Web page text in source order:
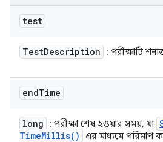
test
TestDescription : পরীক্ষাটি
endTime
long : পরীক্ষা শেষ হওয়ার সময়, যা
TimeMillis( ) এর মাধ্যমে পরিমাপ